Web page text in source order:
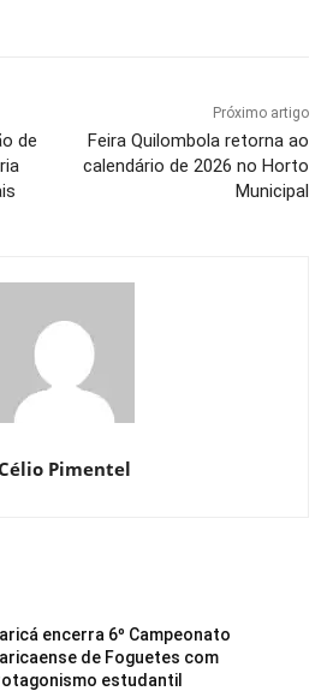
de
Próximo artigo
Feira Quilombola retorna ao
calendário de 2026 no Horto
Municipal
Pimentel
encerra 6º Campeonato
de Foguetes com
estudantil